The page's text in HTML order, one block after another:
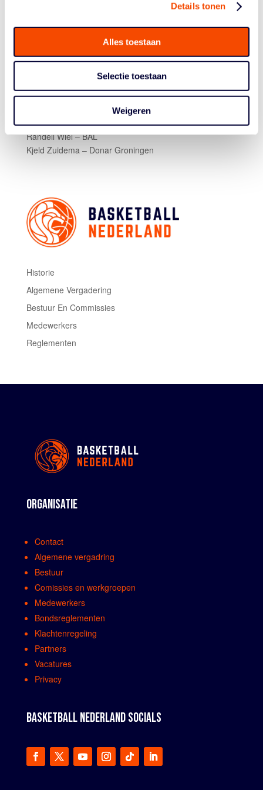
Details tonen
Alles toestaan
Selectie toestaan
Weigeren
Max Pikaar – Southern Illinois
Joryam Saizonou – UNC Greensboro
Jibbe Sicking – ZZ Leiden
Matthijs Verhallen – Den Helder Suns
Jonathan Verkerk – Melilla Sport
Caleb Vijber – Rotterdam City
Renars Vogelaar – BAL
Randell Wiel – BAL
Kjeld Zuidema – Donar Groningen
Historie
Algemene Vergadering
Bestuur En Commissies
Medewerkers
Reglementen
ORGANISATIE
Contact
Algemene vergadring
Bestuur
Comissies en werkgroepen
Medewerkers
Bondsreglementen
Klachtenregeling
Partners
Vacatures
Privacy
BASKETBALL NEDERLAND SOCIALS